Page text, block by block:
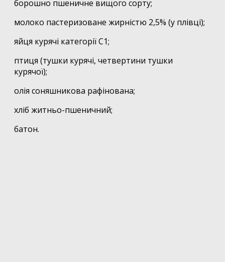
борошно пшеничне вищого сорту;
молоко пастеризоване жирністю 2,5% (у плівці);
яйця курячі категорії С1;
птиця (тушки курячі, четвертини тушки
курячої);
олія соняшникова рафінована;
хліб житньо-пшеничний;
батон.